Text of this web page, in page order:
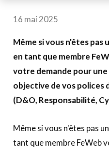
16 mai 2025
Même si vous n'êtes pas
en tant que membre
votre demande pour
objective de vos polices
(D&O, Responsabilité,
Même si vous n'êtes pas
tant que membre FeWeb
A